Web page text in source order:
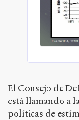
El Consejo de
está llamando a
políticas de